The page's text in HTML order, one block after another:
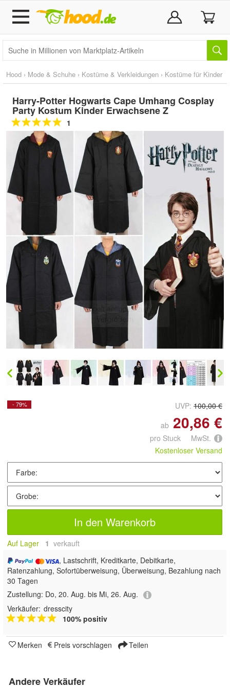
Hood › Mode & Schuhe › Kostüme & Verkleidungen › Kostüme für Kinder
Harry-Potter Hogwarts Cape Umhang Cosplay
Party Kostum Kinder Erwachsene Z
1
Doppelt antippen zum
vergrößern
- 79% UVP: 100,00 €
ab 20,86 €
pro Stuck MwSt.
Kostenloser Versand
In den Warenkorb
Auf Lager 1 verkauft
, Lastschrift, Kreditkarte, Debitkarte,
Ratenzahlung, Sofortüberweisung, Überweisung, Bezahlung nach
30 Tagen
Zustellung: Do, 20. Aug. bis Mi, 26. Aug.
Verkäufer: dresscity
100% positiv
Merken Preis vorschlagen Teilen
Andere Verkäufer